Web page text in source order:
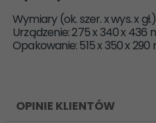
Wymiary (ok. szer. x wys. x
Urządzenie: 275 x 340 x 436
Opakowanie: 515 x 350 x 290
OPINIE KLIENTÓW